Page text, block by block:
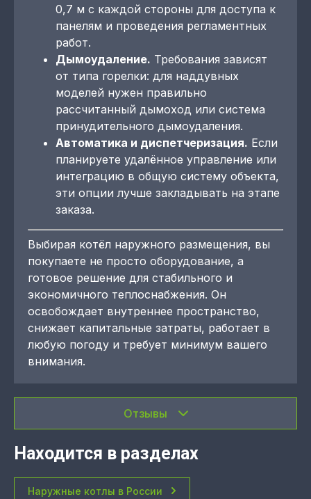
0,7 м с каждой стороны для доступа к
панелям и проведения регламентных
работ.
Дымоудаление. Требования зависят
от типа горелки: для наддувных
моделей нужен правильно
рассчитанный дымоход или система
принудительного дымоудаления.
Автоматика и диспетчеризация. Если
планируете удалённое управление или
интеграцию в общую систему объекта,
эти опции лучше закладывать на этапе
заказа.
Выбирая котёл наружного размещения, вы
покупаете не просто оборудование, а
готовое решение для стабильного и
экономичного теплоснабжения. Он
освобождает внутреннее пространство,
снижает капитальные затраты, работает в
любую погоду и требует минимум вашего
внимания.
Отзывы
Находится в разделах
Наружные котлы в России